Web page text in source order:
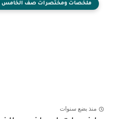
ملخصات ومختصرات صف الخامس
منذ بضع سنوات